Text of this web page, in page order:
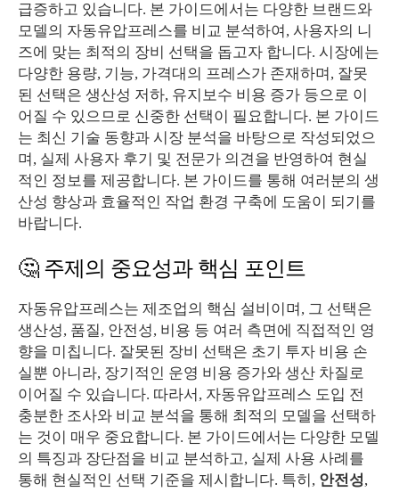
급증하고 있습니다. 본 가이드에서는 다양한 브랜드와
모델의 자동유압프레스를 비교 분석하여, 사용자의 니
즈에 맞는 최적의 장비 선택을 돕고자 합니다. 시장에는
다양한 용량, 기능, 가격대의 프레스가 존재하며, 잘못
된 선택은 생산성 저하, 유지보수 비용 증가 등으로 이
어질 수 있으므로 신중한 선택이 필요합니다. 본 가이드
는 최신 기술 동향과 시장 분석을 바탕으로 작성되었으
며, 실제 사용자 후기 및 전문가 의견을 반영하여 현실
적인 정보를 제공합니다. 본 가이드를 통해 여러분의 생
산성 향상과 효율적인 작업 환경 구축에 도움이 되기를
바랍니다.
🤔 주제의 중요성과 핵심 포인트
자동유압프레스는 제조업의 핵심 설비이며, 그 선택은
생산성, 품질, 안전성, 비용 등 여러 측면에 직접적인 영
향을 미칩니다. 잘못된 장비 선택은 초기 투자 비용 손
실뿐 아니라, 장기적인 운영 비용 증가와 생산 차질로
이어질 수 있습니다. 따라서, 자동유압프레스 도입 전
충분한 조사와 비교 분석을 통해 최적의 모델을 선택하
는 것이 매우 중요합니다. 본 가이드에서는 다양한 모델
의 특징과 장단점을 비교 분석하고, 실제 사용 사례를
통해 현실적인 선택 기준을 제시합니다. 특히, 안전성,